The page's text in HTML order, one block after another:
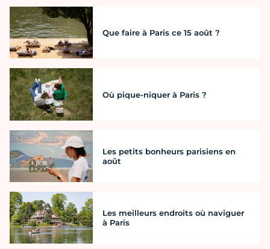
Que faire à Paris ce 15 août ?
Où pique-niquer à Paris ?
Les petits bonheurs parisiens en
août
Les meilleurs endroits où naviguer
à Paris